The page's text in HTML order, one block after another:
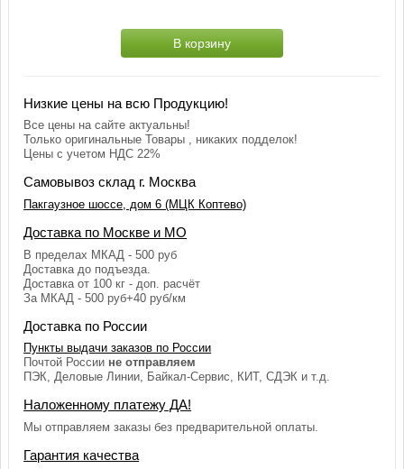
В корзину
Низкие цены на всю Продукцию!
Все цены на сайте актуальны!
Только оригинальные Товары , никаких подделок!
Цены с учетом НДС 22%
Самовывоз склад г. Москва
Пакгаузное шоссе, дом 6 (МЦК Коптево)
Доставка по Москве и МО
В пределах МКАД - 500 руб
Доставка до подъезда.
Доставка от 100 кг - доп. расчёт
За МКАД - 500 руб+40 руб/км
Доставка по России
Пункты выдачи заказов по России
Почтой России не отправляем
ПЭК, Деловые Линии, Байкал-Сервис, КИТ, СДЭК и т.д.
Наложенному платежу ДА!
Мы отправляем заказы без предварительной оплаты.
Гарантия качества